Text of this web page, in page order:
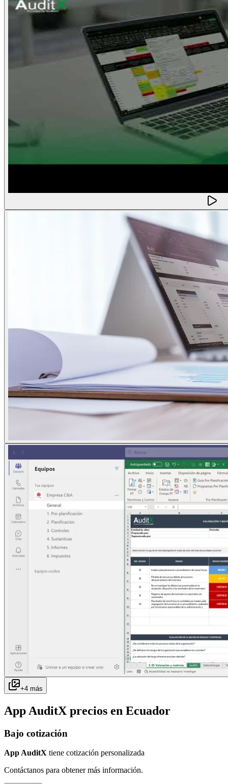
+4 más
App AuditX precios en Ecuador
Bajo cotización
App AuditX tiene cotización personalizada
Contáctanos para obtener más información.